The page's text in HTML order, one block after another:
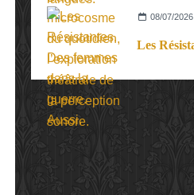
08/07/2026